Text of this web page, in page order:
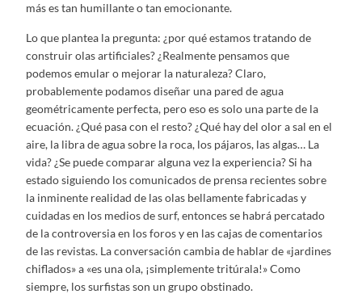
más es tan humillante o tan emocionante.
Lo que plantea la pregunta: ¿por qué estamos tratando de
construir olas artificiales? ¿Realmente pensamos que
podemos emular o mejorar la naturaleza? Claro,
probablemente podamos diseñar una pared de agua
geométricamente perfecta, pero eso es solo una parte de la
ecuación. ¿Qué pasa con el resto? ¿Qué hay del olor a sal en el
aire, la libra de agua sobre la roca, los pájaros, las algas… La
vida? ¿Se puede comparar alguna vez la experiencia? Si ha
estado siguiendo los comunicados de prensa recientes sobre
la inminente realidad de las olas bellamente fabricadas y
cuidadas en los medios de surf, entonces se habrá percatado
de la controversia en los foros y en las cajas de comentarios
de las revistas. La conversación cambia de hablar de «jardines
chiflados» a «es una ola, ¡simplemente tritúrala!» Como
siempre, los surfistas son un grupo obstinado.